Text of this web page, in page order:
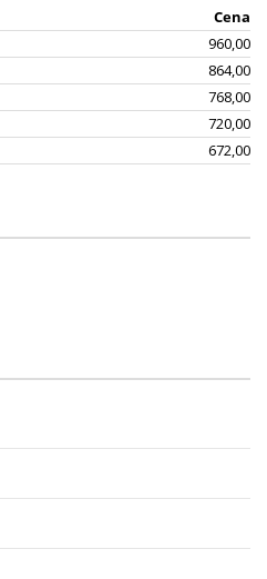
Cena
960,00
864,00
768,00
720,00
672,00